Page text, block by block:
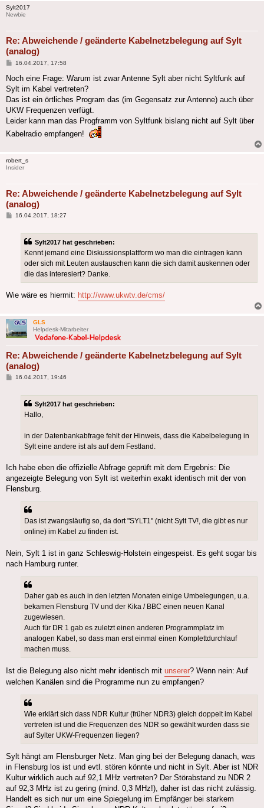
Sylt2017
Newbie
Re: Abweichende / geänderte Kabelnetzbelegung auf Sylt
(analog)
Beitrag
16.04.2017, 17:58
Noch eine Frage: Warum ist zwar Antenne Sylt aber nicht Syltfunk auf
Sylt im Kabel vertreten?
Das ist ein örtliches Program das (im Gegensatz zur Antenne) auch über
UKW Frequenzen verfügt.
Leider kann man das Progframm von Syltfunk bislang nicht auf Sylt über
Kabelradio empfangen!
robert_s
Insider
Re: Abweichende / geänderte Kabelnetzbelegung auf Sylt
(analog)
Beitrag
16.04.2017, 18:27
Sylt2017 hat geschrieben:
Kennt jemand eine Diskussionsplattform wo man die eintragen kann
oder sich mit Leuten austauschen kann die sich damit auskennen oder
die das interesiert? Danke.
Wie wäre es hiermit: http://www.ukwtv.de/cms/
GLS
Helpdesk-Mitarbeiter
Re: Abweichende / geänderte Kabelnetzbelegung auf Sylt
(analog)
Beitrag
16.04.2017, 19:46
Sylt2017 hat geschrieben:
Hallo,
in der Datenbankabfrage fehlt der Hinweis, dass die Kabelbelegung in
Sylt eine andere ist als auf dem Festland.
Ich habe eben die offizielle Abfrage geprüft mit dem Ergebnis: Die
angezeigte Belegung von Sylt ist weiterhin exakt identisch mit der von
Flensburg.
Das ist zwangsläufig so, da dort "SYLT1" (nicht Sylt TV!, die gibt es nur
online) im Kabel zu finden ist.
Nein, Sylt 1 ist in ganz Schleswig-Holstein eingespeist. Es geht sogar bis
nach Hamburg runter.
Daher gab es auch in den letzten Monaten einige Umbelegungen, u.a.
bekamen Flensburg TV und der Kika / BBC einen neuen Kanal
zugewiesen.
Auch für DR 1 gab es zuletzt einen anderen Programmplatz im
analogen Kabel, so dass man erst einmal einen Komplettdurchlauf
machen muss.
Ist die Belegung also nicht mehr identisch mit unserer? Wenn nein: Auf
welchen Kanälen sind die Programme nun zu empfangen?
Wie erklärt sich dass NDR Kultur (früher NDR3) gleich doppelt im Kabel
vertreten ist und die Frequenzen des NDR so gewählt wurden dass sie
auf Sylter UKW-Frequenzen liegen?
Sylt hängt am Flensburger Netz. Man ging bei der Belegung danach, was
in Flensburg los ist und evtl. stören könnte und nicht in Sylt. Aber ist NDR
Kultur wirklich auch auf 92,1 MHz vertreten? Der Störabstand zu NDR 2
auf 92,3 MHz ist zu gering (mind. 0,3 MHz!), daher ist das nicht zulässig.
Handelt es sich nur um eine Spiegelung im Empfänger bei starkem